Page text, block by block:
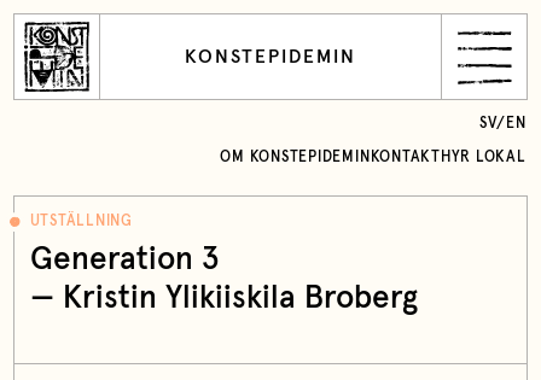
KONSTEPIDEMIN
OM KONSTEPIDEMIN KONTAKT HYR LOKAL
SV/ EN
UTSTÄLLNING
Generation 3
— Kristin Ylikiiskila Broberg